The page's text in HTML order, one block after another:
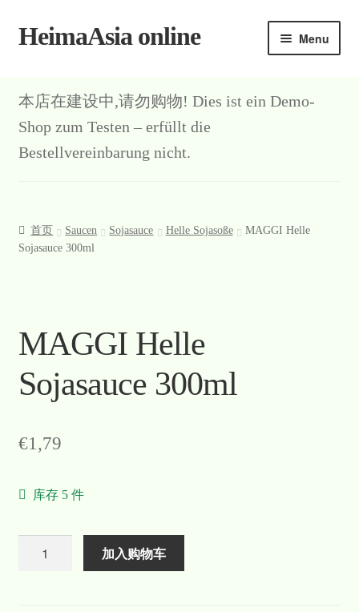
Skip
Skip
HeimaAsia online Menu
本店在建设中,请勿购物! Dies ist ein Demo-
Shop zum Testen – erfüllt die
Bestellvereinbarung nicht.
首页 Saucen Sojasauce Helle Sojasoße
MAGGI Helle
Sojasauce 300ml
MAGGI Helle
Sojasauce 300ml
€1,79
库存 5 件
加入购物车